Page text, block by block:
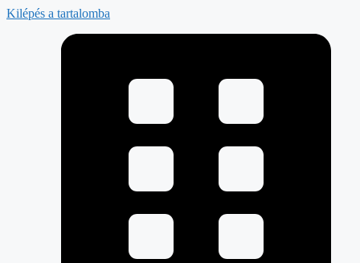
Kilépés a tartalomba